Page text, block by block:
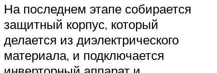
На последнем этапе собирается
защитный корпус, который
делается из диэлектрического
материала, и подключается